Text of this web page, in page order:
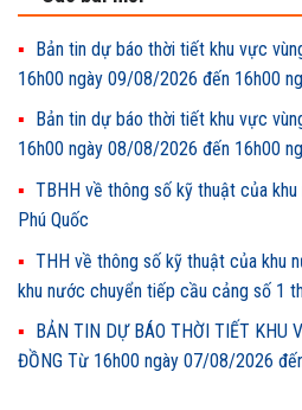
Bản tin dự báo thời tiết khu vực
16h00 ngày 09/08/2026 đến 16h00
Bản tin dự báo thời tiết khu vực
16h00 ngày 08/08/2026 đến 16h00
TBHH về thông số kỹ thuật của
Phú Quốc
THH về thông số kỹ thuật của khu
khu nước chuyển tiếp cầu cảng số 1
BẢN TIN DỰ BÁO THỜI TIẾT KHU
ĐỒNG Từ 16h00 ngày 07/08/2026